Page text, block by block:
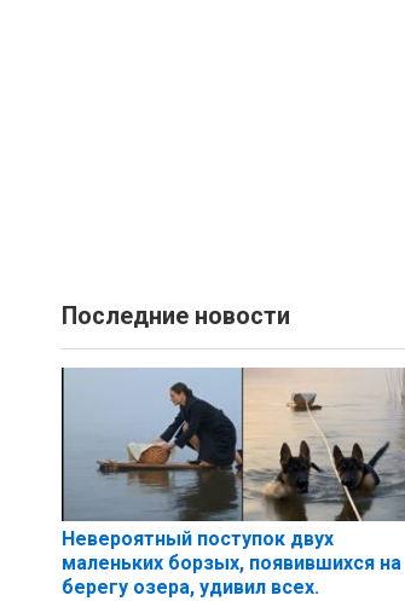
Последние новости
Невероятный поступок двух
маленьких борзых, появившихся на
берегу озера, удивил всех.